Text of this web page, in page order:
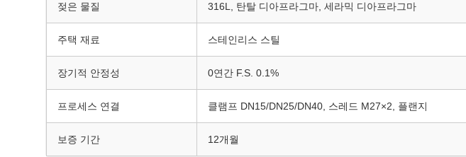
젖은 물질 316L, 탄탈 디아프라그마, 세라믹 디아프라그마
주택 재료 스테인리스 스틸
장기적 안정성 0연간 F.S. 0.1%
프로세스 연결 클램프 DN15/DN25/DN40, 스레드 M27×2, 플랜지
보증 기간 12개월